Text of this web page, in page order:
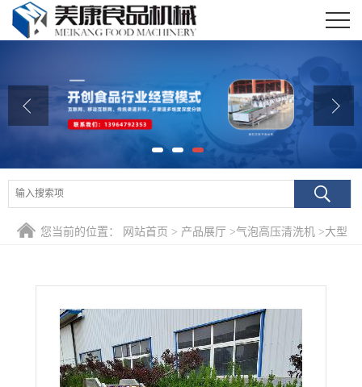
公司介绍
公司动态
产品展厅
联系我们
您当前的位置： 网站首页 > 产品展厅 >气泡高压清洗机 >大型